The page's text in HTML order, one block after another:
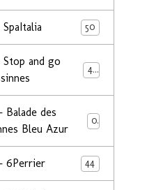
SpaItalia 50
Stop and go
44
Balade des
Bleu Azur
0
6Perrier 44